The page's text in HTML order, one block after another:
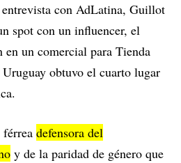
con AdLatina, Guillot
spot con un influencer, el
un comercial para Tienda
obtuvo el cuarto lugar
defensora del
y de la paridad de género que